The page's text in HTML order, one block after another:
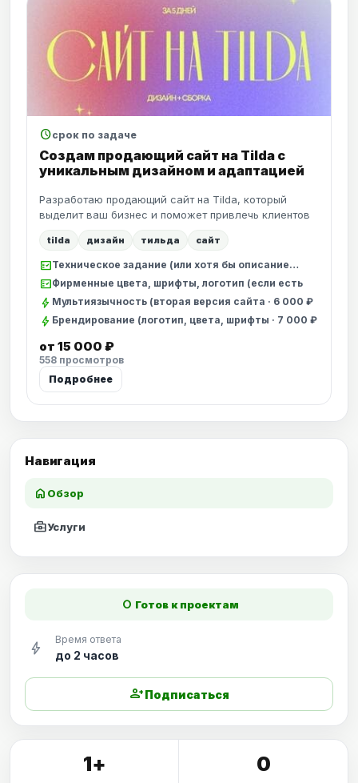
Навигация
home Обзор
business_centerУслуги
scheduleсрок по задаче
Создам продающий сайт на Tilda с
уникальным дизайном и адаптацией
Разработаю продающий сайт на Tilda, который
выделит ваш бизнес и поможет привлечь клиентов
tilda дизайн тильда сайт
fact_checkТехническое задание (или хотя бы описание…
fact_checkФирменные цвета, шрифты, логотип (если есть
bolt Мультиязычность (вторая версия сайта · 6 000 ₽
bolt Брендирование (логотип, цвета, шрифты · 7 000 ₽
от 15 000 ₽
558 просмотров
Подробнее
fiber_manual_record Готов к проектам
bolt Время ответа
до 2 часов
person_addПодписаться
1+ 0